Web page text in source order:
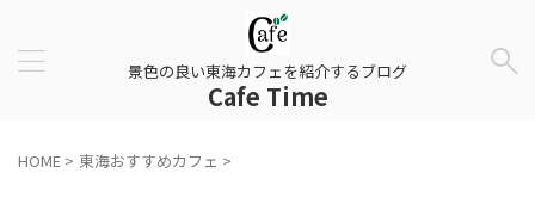
景色の良い東海カフェを紹介するブログ
Cafe Time
HOME > 東海おすすめカフェ >